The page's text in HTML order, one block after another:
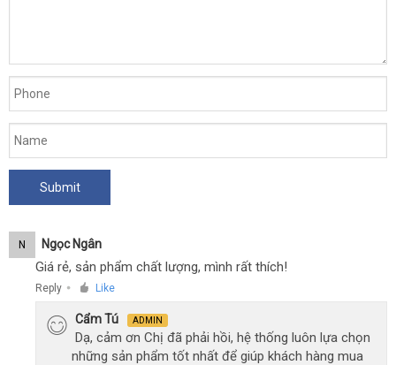
N Ngọc Ngân
Giá rẻ, sản phẩm chất lượng, mình rất thích!
Reply ● Like
Cẩm Tú ADMIN
Dạ, cảm ơn Chị đã phải hồi, hệ thống luôn lựa chọn
những sản phẩm tốt nhất để giúp khách hàng mua